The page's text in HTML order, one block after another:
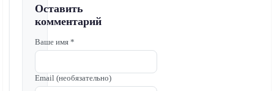
Оставить
комментарий
Ваше имя *
Email (необязательно)